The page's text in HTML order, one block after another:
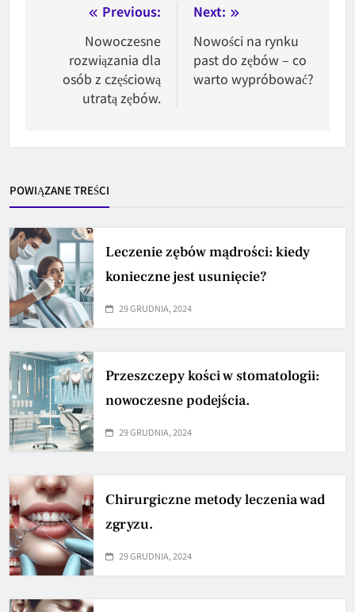
Nawigacja
wpisu
Previous:
Nowoczesne
rozwiązania dla
osób z częściową
utratą zębów.
Next:
Nowości na rynku
past do zębów – co
warto wypróbować?
POWIĄZANE TREŚCI
Leczenie zębów mądrości: kiedy
konieczne jest usunięcie?
29 GRUDNIA, 2024
Przeszczepy kości w stomatologii:
nowoczesne podejścia.
29 GRUDNIA, 2024
Chirurgiczne metody leczenia wad
zgryzu.
29 GRUDNIA, 2024